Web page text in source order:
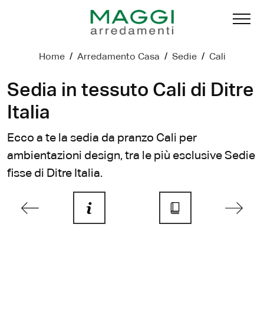
Home / Arredamento Casa / Sedie / Cali
Sedia in tessuto Cali di Ditre
Italia
Ecco a te la sedia da pranzo Cali per
ambientazioni design, tra le più esclusive Sedie
fisse di Ditre Italia.